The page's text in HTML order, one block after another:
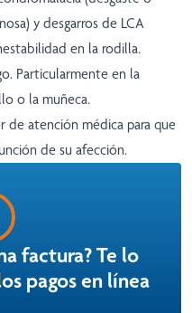
y desgarros de LCA
en la rodilla.
Particularmente en la
o la muñeca.
de atención médica para que
de su afección.
factura? Te lo
pagos en línea